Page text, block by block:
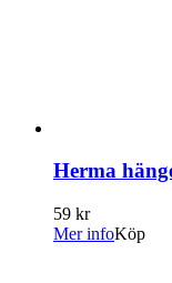
Herma
59 kr
Mer infoKöp